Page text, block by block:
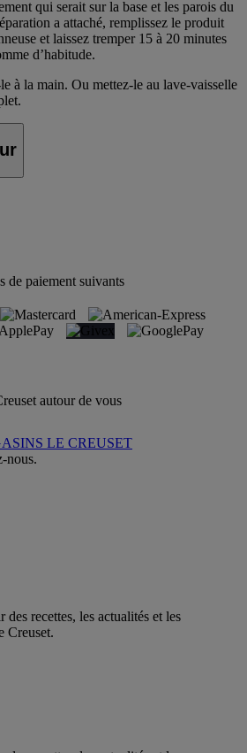
qui serait sur la base et les parois du
a attaché, remplissez le produit
et laissez tremper 15 à 20 minutes
d’habitude.
à la main. Ou mettez-le au lave-vaisselle
de paiement suivants
autour de vous
LE CREUSET
nous.
recettes, les actualités et les
Creuset.